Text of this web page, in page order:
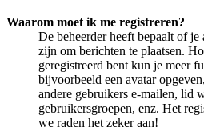
Waarom moet ik me registreren?
De beheerder heeft bepaalt of
zijn om berichten te plaatsen.
geregistreerd bent kun je meer
bijvoorbeeld een avatar
andere gebruikers e-mailen, lid
gebruikersgroepen, enz. Het
we raden het zeker aan!